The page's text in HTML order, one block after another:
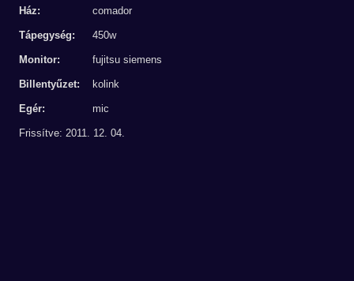
Ház: comador
Tápegység: 450w
Monitor: fujitsu siemens
Billentyűzet: kolink
Egér: mic
Frissítve: 2011. 12. 04.